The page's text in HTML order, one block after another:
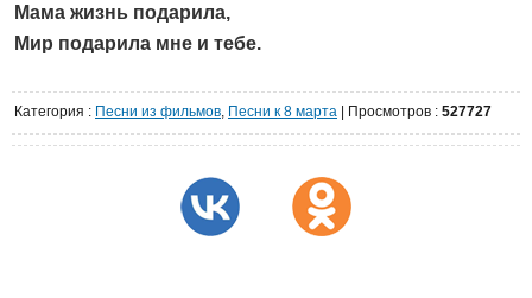
Мама жизнь подарила,
Мир подарила мне и тебе.
Категория : Песни из фильмов, Песни к 8 марта Просмотров : 527727